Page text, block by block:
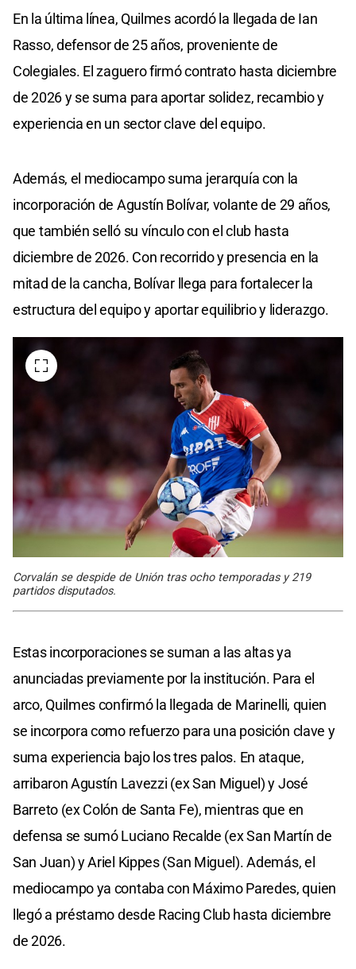
En la última línea, Quilmes acordó la llegada de Ian
Rasso, defensor de 25 años, proveniente de
Colegiales. El zaguero firmó contrato hasta diciembre
de 2026 y se suma para aportar solidez, recambio y
experiencia en un sector clave del equipo.
Además, el mediocampo suma jerarquía con la
incorporación de Agustín Bolívar, volante de 29 años,
que también selló su vínculo con el club hasta
diciembre de 2026. Con recorrido y presencia en la
mitad de la cancha, Bolívar llega para fortalecer la
estructura del equipo y aportar equilibrio y liderazgo.
Corvalán se despide de Unión tras ocho temporadas y 219
partidos disputados.
Estas incorporaciones se suman a las altas ya
anunciadas previamente por la institución. Para el
arco, Quilmes confirmó la llegada de Marinelli, quien
se incorpora como refuerzo para una posición clave y
suma experiencia bajo los tres palos. En ataque,
arribaron Agustín Lavezzi (ex San Miguel) y José
Barreto (ex Colón de Santa Fe), mientras que en
defensa se sumó Luciano Recalde (ex San Martín de
San Juan) y Ariel Kippes (San Miguel). Además, el
mediocampo ya contaba con Máximo Paredes, quien
llegó a préstamo desde Racing Club hasta diciembre
de 2026.